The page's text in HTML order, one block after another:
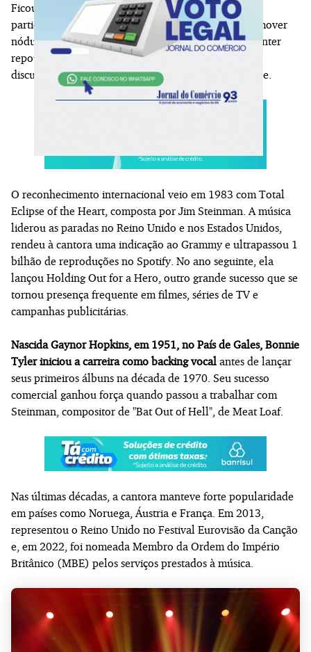
Ficou conhecida por sua característica voz rouca,
particularidade adquirida após uma cirurgia para remover
nódulos das cordas vocais, em 1977. Orientada a manter
repouso vocal, Tyler acabou gritando durante uma
discussão, o que alterou permanentemente seu timbre.
O reconhecimento internacional veio em 1983 com Total
Eclipse of the Heart, composta por Jim Steinman. A música
liderou as paradas no Reino Unido e nos Estados Unidos,
rendeu à cantora uma indicação ao Grammy e ultrapassou 1
bilhão de reproduções no Spotify. No ano seguinte, ela
lançou Holding Out for a Hero, outro grande sucesso que se
tornou presença frequente em filmes, séries de TV e
campanhas publicitárias.
Nascida Gaynor Hopkins, em 1951, no País de Gales, Bonnie
Tyler iniciou a carreira como backing vocal antes de lançar
seus primeiros álbuns na década de 1970. Seu sucesso
comercial ganhou força quando passou a trabalhar com
Steinman, compositor de "Bat Out of Hell", de Meat Loaf.
Nas últimas décadas, a cantora manteve forte popularidade
em países como Noruega, Áustria e França. Em 2013,
representou o Reino Unido no Festival Eurovisão da Canção
e, em 2022, foi nomeada Membro da Ordem do Império
Britânico (MBE) pelos serviços prestados à música.